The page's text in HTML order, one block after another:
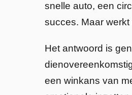
snelle auto, een
succes. Maar
Het antwoord is
een winkans van